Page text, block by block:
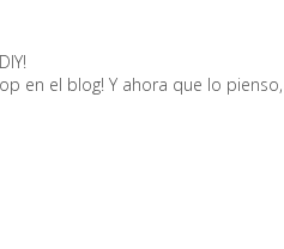
en el blog! Y ahora que lo